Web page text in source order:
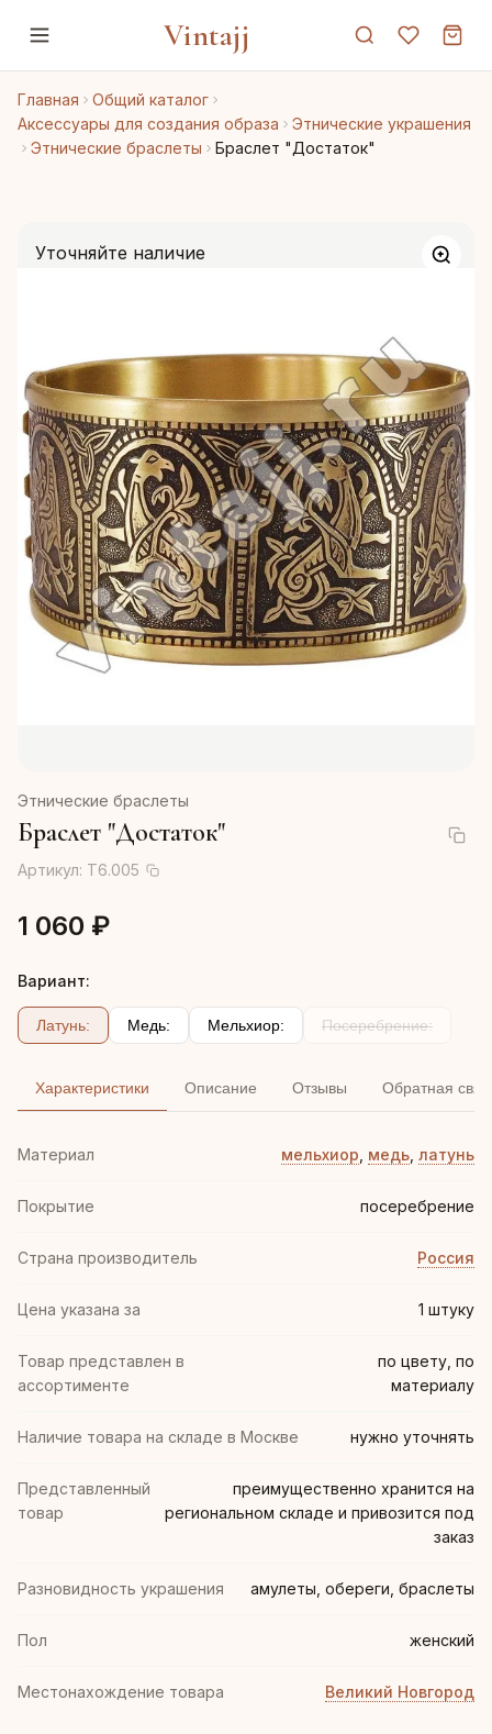
Vintajj
Главная
Общий каталог
Аксессуары для создания образа
Этнические украшения
Этнические браслеты
Браслет "Достаток"
Уточняйте наличие
Этнические браслеты
Браслет "Достаток"
Артикул: Т6.005
1 060 ₽
Вариант:
Латунь: Медь: Мельхиор: Посеребрение:
Характеристики Описание Отзывы Обратная
Материал мельхиор медь латунь
Покрытие посеребрение
Страна производитель Россия
Цена указана за 1 штуку
Товар представлен в
ассортименте
по цвету, по
материалу
Наличие товара на складе в Москве нужно уточнять
Представленный
товар
преимущественно хранится на
региональном складе и привозится под
заказ
Разновидность украшения амулеты, обереги, браслеты
Пол женский
Местонахождение товара Великий Новгород